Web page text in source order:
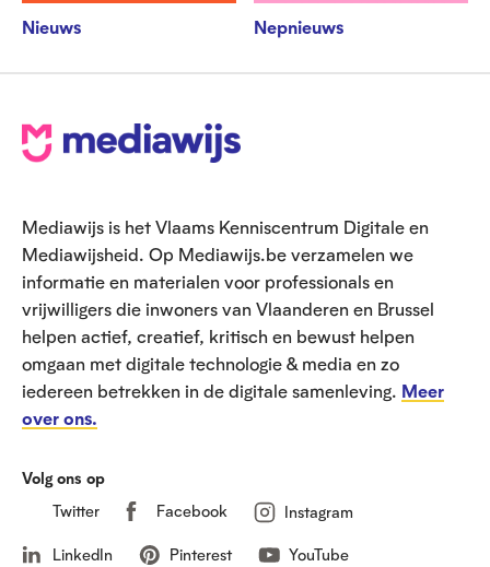
Nieuws Nepnieuws
V
o
e
t
Mediawijs is het Vlaams Kenniscentrum Digitale en
Mediawijsheid. Op Mediawijs.be verzamelen we
informatie en materialen voor professionals en
vrijwilligers die inwoners van Vlaanderen en Brussel
helpen actief, creatief, kritisch en bewust helpen
omgaan met digitale technologie & media en zo
iedereen betrekken in de digitale samenleving. Meer
over ons.
Volg ons op
Twitter
Facebook Instagram
LinkedIn Pinterest YouTube